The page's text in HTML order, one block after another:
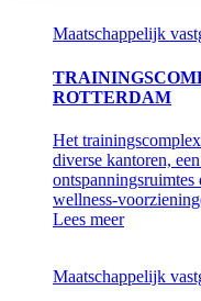
Maatschappelijk
ROTTERDAM
Het
diverse kantoren,
wellness-
Lees meer
Maatschappelijk